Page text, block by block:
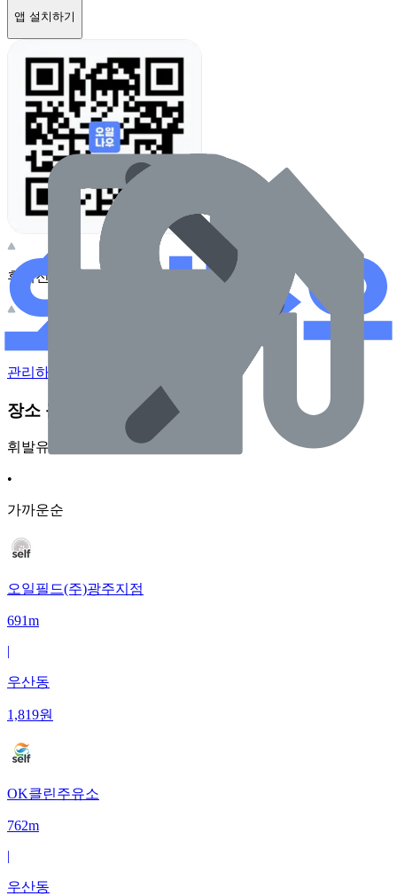
앱 설치하기
휴대전화 카메라로 찍어보세요
관리하기
장소 근처 주유소
휘발유
•
가까운순
오일필드(주)광주지점
691m
|
우산동
1,819원
OK클린주유소
762m
|
우산동